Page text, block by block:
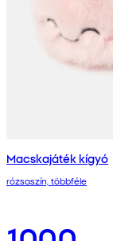
Macskajáték kígyó
rózsaszín, többféle